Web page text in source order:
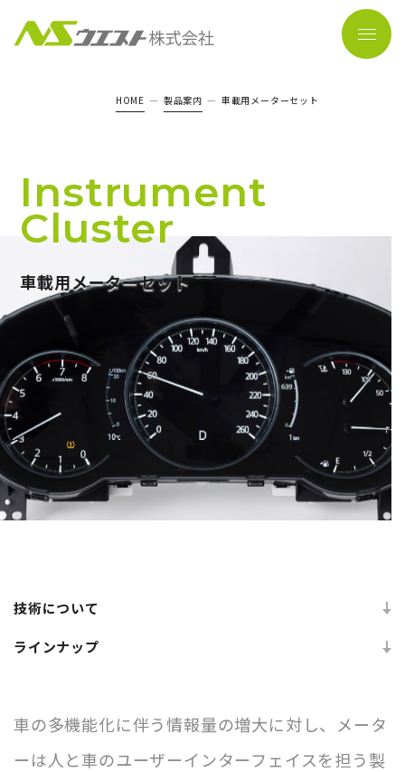
HOME 製品案内 車載用メーターセット
Instrument
Cluster
車載用メーターセット
技術について
ラインナップ
車の多機能化に伴う情報量の増大に対し、メータ
ーは人と車のユーザーインターフェイスを担う製